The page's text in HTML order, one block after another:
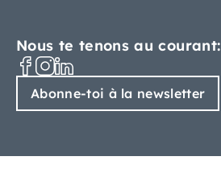
Nous te tenons au courant:
Abonne-toi à la newsletter